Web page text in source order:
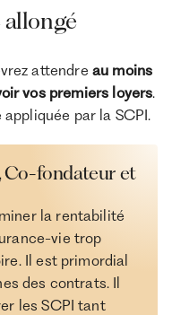
allongé
attendre au moins
vos premiers loyers.
par la SCPI.
Co-fondateur et
la rentabilité
vie trop
Il est primordial
des contrats. Il
les SCPI tant